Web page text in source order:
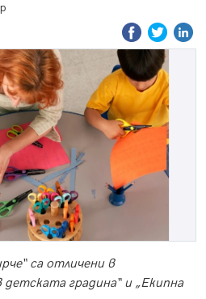
са отличени в
градина“ и „Екипна